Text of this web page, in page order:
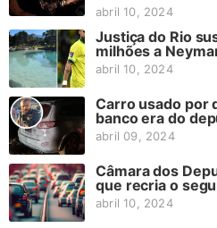
abril 10, 2024
Justiça do Rio
milhões a
abril 10, 2024
Carro usado por
banco era do
abril 09, 2024
Câmara dos
que recria o
abril 10, 2024